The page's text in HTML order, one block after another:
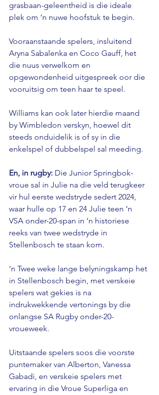
grasbaan-geleentheid is die ideale
plek om ‘n nuwe hoofstuk te begin.
Vooraanstaande spelers, insluitend
Aryna Sabalenka en Coco Gauff, het
die nuus verwelkom en
opgewondenheid uitgespreek oor die
vooruitsig om teen haar te speel.
Williams kan ook later hierdie maand
by Wimbledon verskyn, hoewel dit
steeds onduidelik is of sy in die
enkelspel of dubbelspel sal meeding.
En, in rugby: Die Junior Springbok-
vroue sal in Julie na die veld terugkeer
vir hul eerste wedstryde sedert 2024,
waar hulle op 17 en 24 Julie teen ‘n
VSA onder-20-span in ‘n historiese
reeks van twee wedstryde in
Stellenbosch te staan ​​kom.
‘n Twee weke lange belyningskamp het
in Stellenbosch begin, met verskeie
spelers wat gekies is na
indrukwekkende vertonings by die
onlangse SA Rugby onder-20-
vroueweek.
Uitstaande spelers soos die voorste
puntemaker van Alberton, Vanessa
Gabadi, en verskeie spelers met
ervaring in die Vroue Superliga en